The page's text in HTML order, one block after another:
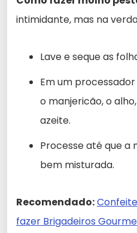
intimidante, mas na
Lave e seque as
Em um
o manjericão, o
azeite.
Processe até que a
bem misturada.
Recomendado:
fazer Brigadeiros